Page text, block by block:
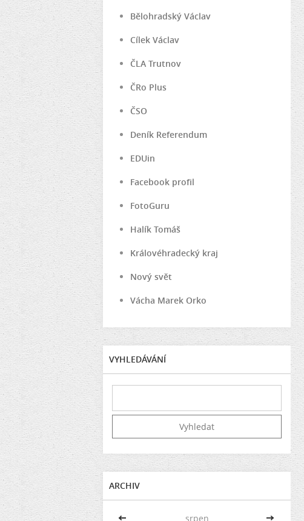
Bělohradský Václav
Cílek Václav
ČLA Trutnov
ČRo Plus
ČSO
Deník Referendum
EDUin
Facebook profil
FotoGuru
Halík Tomáš
Královéhradecký kraj
Nový svět
Vácha Marek Orko
VYHLEDÁVÁNÍ
ARCHIV
<< srpen >>